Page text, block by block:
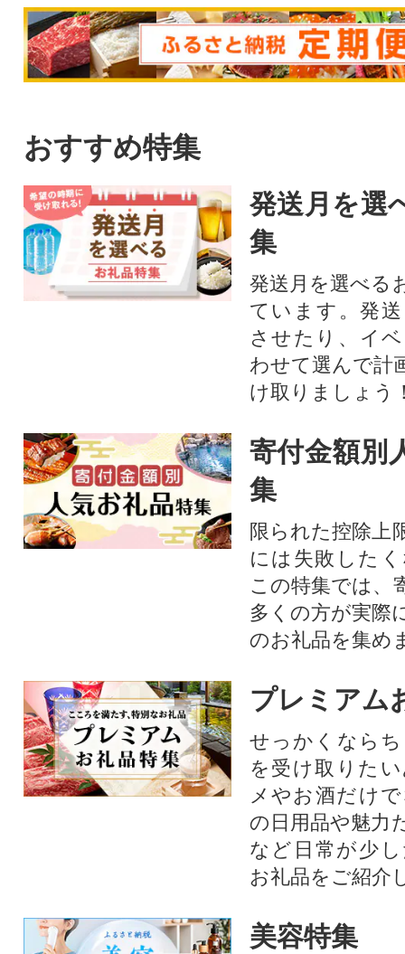
おすすめ特集
発送月を選
集
発送月を選べる
ています。発
させたり、イ
わせて選んで計
け取りましょう
寄付金額別
集
限られた控除上
には失敗した
この特集では、
多くの方が実際
のお礼品を集め
プレミアム
せっかくなら
を受け取りた
メやお酒だけ
の日用品や魅力
など日常が少
お礼品をご紹介
美容特集